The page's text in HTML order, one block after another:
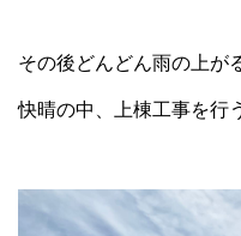
その後どんどん雨の上が
快晴の中、上棟工事を行